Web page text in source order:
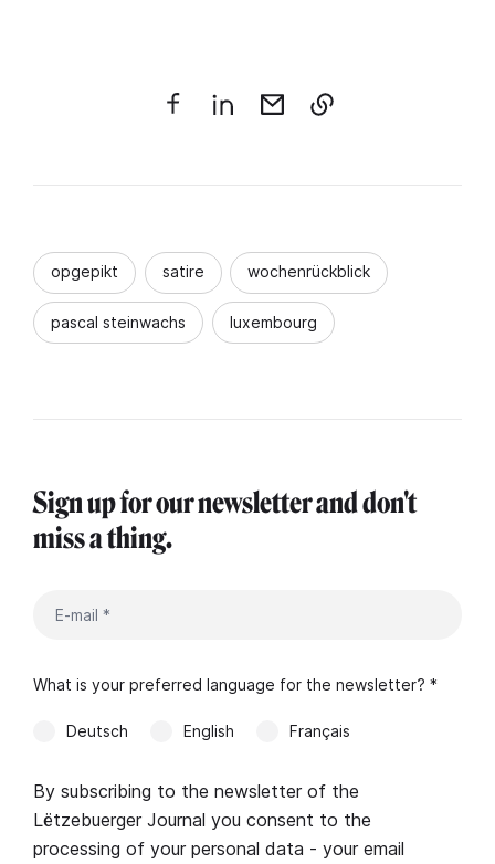
opgepikt satire wochenrückblick
pascal steinwachs luxembourg
Sign up for our newsletter and don't
miss a thing.
What is your preferred language for the newsletter? *
Deutsch English Français
By subscribing to the newsletter of the
Lëtzebuerger Journal you consent to the
processing of your personal data - your email